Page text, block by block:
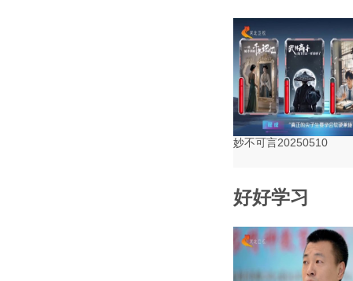
妙不可言20250510
好好学习